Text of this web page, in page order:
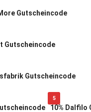
Gutscheincode
Gutscheincode
Gutscheincode
5
10% Dalfilo